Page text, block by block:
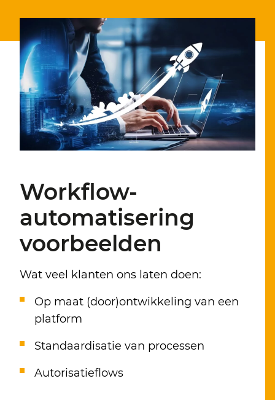
Workflow-
automatisering
voorbeelden
Wat veel klanten ons laten doen:
Op maat (door)ontwikkeling van een
platform
Standaardisatie van processen
Autorisatieflows